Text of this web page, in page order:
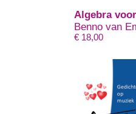
Algebra
Benno van
€ 18,00